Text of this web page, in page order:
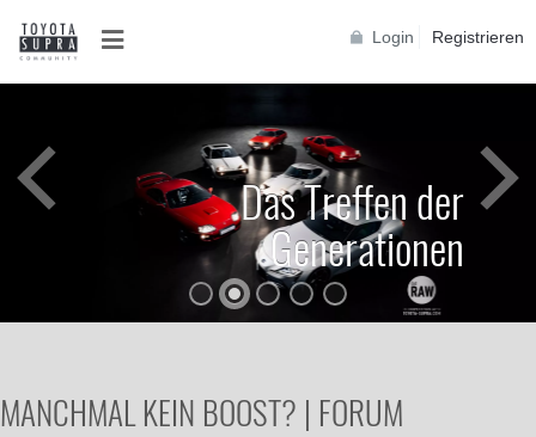
Login Registrieren
Das Treffen der
Generationen
MANCHMAL KEIN BOOST? | FORUM